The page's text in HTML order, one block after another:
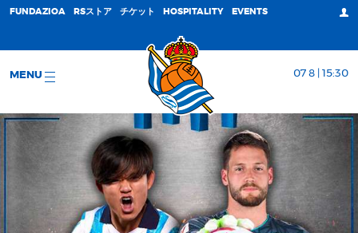
FUNDAZIOA RSストア チケット HOSPITALITY EVENTS
MENU 07 8 | 15:30